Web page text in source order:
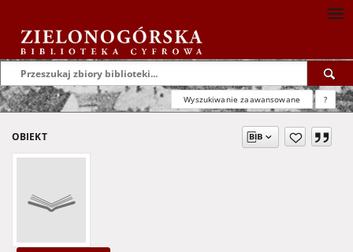
Wyszukiwanie zaawansowane ?
OBIEKT